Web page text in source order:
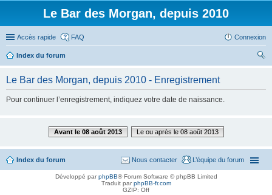
Le Bar des Morgan, depuis 2010
Accès rapide FAQ Connexion
Index du forum
Le Bar des Morgan, depuis 2010 - Enregistrement
Pour continuer l’enregistrement, indiquez votre date de naissance.
Avant le 08 août 2013 Le ou après le 08 août 2013
Index du forum L’équipe du forum
Nous contacter
Développé parphpBB® Forum Software © phpBB Limited
Traduit parphpBB-fr.com
GZIP: Off